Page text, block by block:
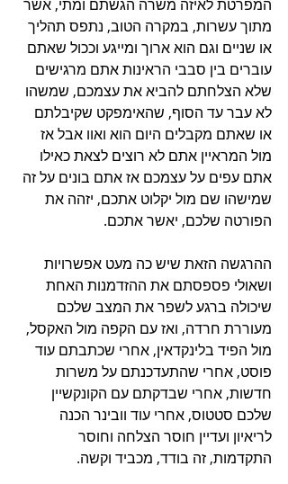
המפרטת לאיזה משרה הגשתם ומתי, אשר
מתוך עשרות, במקרה הטוב, נתפס תהליך
או שניים וגם הוא ארוך ומייגע וככול שאתם
עוברים בין סבבי הראינות אתם מרגישים
שלא הצלחתם להביא את עצמכם, שמשהו
לא עבר עד הסוף, שהאימפקט שקיבלתם
או שאתם מקבלים היום הוא ואוו אבל אז
מול המראיין אתם לא רוצים לצאת כאילו
אתם עפים על עצמכם אז אתם בונים על זה
שמישהו שם מול יקלוט אתכם, יזהה את
הפורטה שלכם, יאשר אתכם.
ההרגשה הזאת שיש כה מעט אפשרויות
ושאולי פספסתם את ההזדמנות האחת
שיכולה ברגע לשפר את המצב שלכם
מעוררת חרדה, ואז עם הקפה מול האקסל,
מול הפיד בלינקדאין, אחרי שכתבתם עוד
פוסט, אחרי שהתעדכנתם על משרות
חדשות, אחרי שבדקתם עם הקונקשיין
שלכם סטטוס, אחרי עוד וובינר הכנה
לריאיון ועדיין חוסר הצלחה וחוסר
התקדמות, זה בודד, מכביד וקשה.